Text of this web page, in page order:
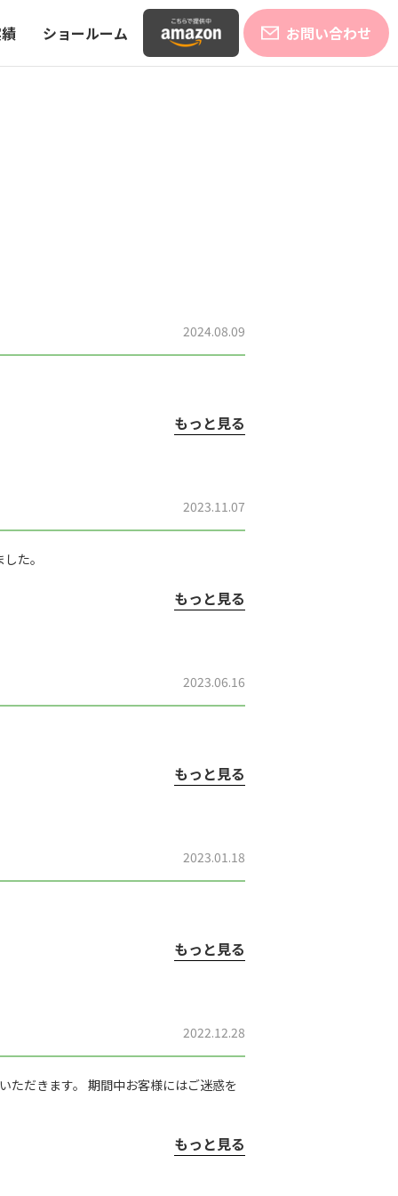
ショールーム お問い合わせ
2024.08.09
もっと見る
2023.11.07
た。
もっと見る
2023.06.16
もっと見る
2023.01.18
もっと見る
2022.12.28
ただきます。 期間中お客様にはご迷惑を
もっと見る